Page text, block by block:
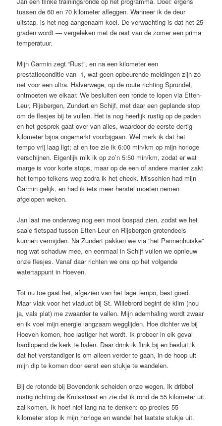
tussen de 60 en 70 kilometer afleggen. Wanneer ik de deur
uitstap, is het nog aangenaam koel. De verwachting is dat het 25
graden wordt — vergeleken met de rest van de zomer een prima
temperatuur.
Mijn Garmin zegt “Rust”, en na een kilometer een
prestatieconditie van -1, wat geen opbeurende meldingen zijn zo
net voor een ultra. Halverwege, op de route richting Sprundel,
ontmoeten we elkaar. We besluiten een ronde te lopen via Etten-
Leur, Rijsbergen, Zundert en Schijf, met daar een geplande stop
om de flesjes bij te vullen. Het is nog heerlijk rustig op de paden
en het gesprek gaat over van alles, waardoor de eerste dertig
kilometer bijna ongemerkt voorbijgaan. Wel merk ik dat het
tempo vrij laag ligt; af en toe zie ik 6:00 min/km op mijn horloge
verschijnen. Eigenlijk mik ik op zo’n 5:50 min/km, zodat er wat
marge is voor korte stops, maar op de een of andere manier zakt
het tempo telkens weg zodra ik het check. Misschien had mijn
Garmin gelijk, en had ik iets meer herstel moeten nemen
afgelopen weken.
Jan laat me onderweg nog een mooi bospad zien, zodat we het
saaie fietspad tussen Etten-Leur en Rijsbergen grotendeels
kunnen vermijden. Na Zundert pakken we via “het Pannenhuiske”
nog wat schaduw mee, en eenmaal in Schijf vullen we opnieuw
onze flesjes. Vanaf daar richten we ons op het volgende
watertappunt in Hoeven.
Tot nu toe gaat het, afgezien van het lage tempo, best goed.
Maar vlak voor het viaduct bij St. Willebrord begint de klim (nou
ja, vals plat) me zwaarder te vallen. Mijn ademhaling wordt zwaar
en ik voel mijn energie langzaam wegglijden. Hoe dichter we bij
Hoeven komen, hoe lastiger het wordt. Ik probeer in elk geval
hardlopend de kerk te halen. Daar drink ik flink bij en besluit ik
dat het verstandiger is om alleen verder te gaan, in de hoop uit
mijn dip te komen door eerst een stukje te wandelen.
Bij de rotonde bij Bovendonk scheiden onze wegen. Ik dribbel
rustig richting de Kruisstraat en zie dat ik rond de 55 kilometer uit
zal komen. Ik hoef niet lang na te denken: op precies 55
kilometer stop ik mijn horloge en wandel het laatste stukje uit.